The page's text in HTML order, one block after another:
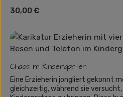
Regulärer Preis:
30,00 €
Chaos im Kindergarten
Eine Erzieherin jongliert gekonnt
gleichzeitig, während sie versucht,